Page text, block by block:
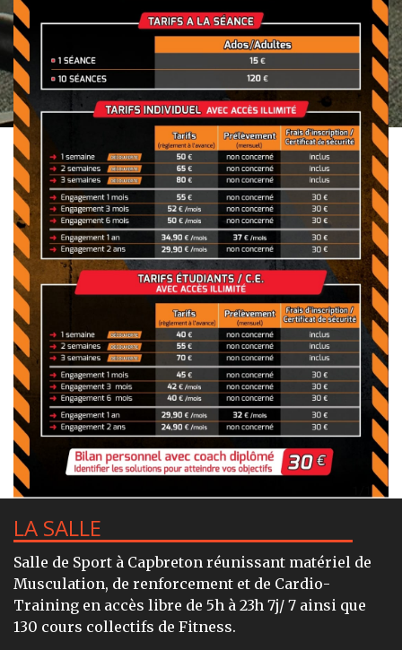
LA SALLE
Salle de Sport à Capbreton réunissant matériel de
Musculation, de renforcement et de Cardio-
Training en accès libre de 5h à 23h 7j/ 7 ainsi que
130 cours collectifs de Fitness.